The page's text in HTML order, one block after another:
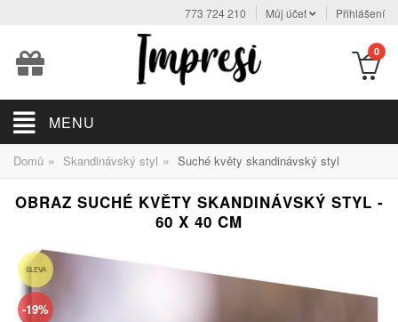
773 724 210 Můj účet Přihlášení
0
MENU
Domů » Skandinávský styl » Suché květy skandinávský styl
OBRAZ SUCHÉ KVĚTY SKANDINÁVSKÝ STYL -
60 X 40 CM
SLEVA
-19%